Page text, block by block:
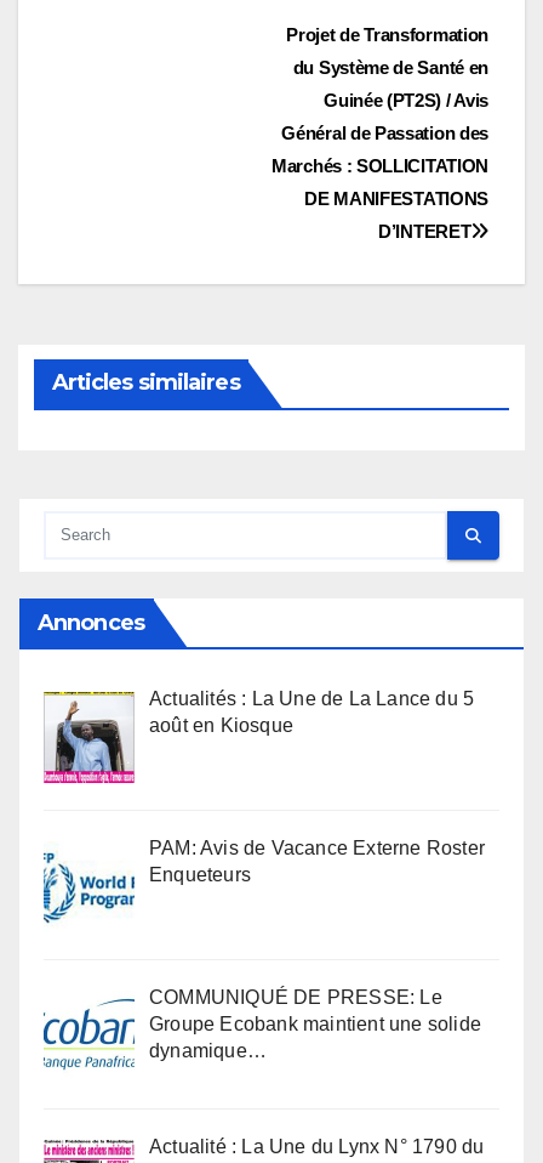
Projet de Transformation
du Système de Santé en
Guinée (PT2S) / Avis
Général de Passation des
Marchés : SOLLICITATION
DE MANIFESTATIONS
D’INTERET
Articles similaires
Annonces
Actualités : La Une de La Lance du 5
août en Kiosque
PAM: Avis de Vacance Externe Roster
Enqueteurs
COMMUNIQUÉ DE PRESSE: Le
Groupe Ecobank maintient une solide
dynamique…
Actualité : La Une du Lynx N° 1790 du